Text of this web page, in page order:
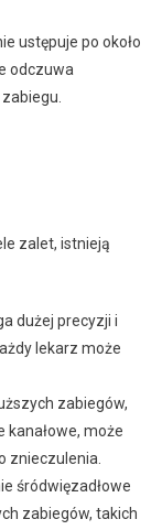
ustępuje po około
odczuwa
zalet, istnieją
dużej precyzji i
lekarz może
zabiegów,
może
znieczulenia.
śródwięzadłowe
zabiegów, takich